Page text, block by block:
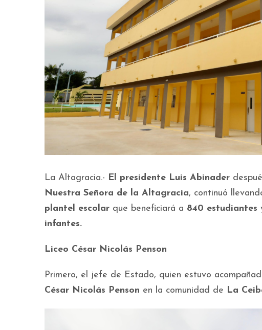
La Altagracia.- El presidente Luis Abinader
Nuestra Señora de la Altagracia, continuó
plantel escolar que beneficiará a 840 estudiantes
infantes.
Liceo César Nicolás Penson
Primero, el jefe de Estado, quien estuvo
César Nicolás Penson en la comunidad de La